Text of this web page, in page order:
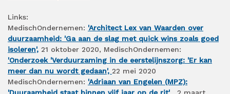
Links:
MedischOndernemen: 'Architect Lex van Waarden over
duurzaamheid: 'Ga aan de slag met quick wins zoals goed
isoleren', 21 oktober 2020, MedischOndernemen:
'Onderzoek 'Verduurzaming in de eerstelijnszorg: 'Er kan
meer dan nu wordt gedaan', 22 mei 2020
MedischOndernemen: 'Adriaan van Engelen (MPZ):